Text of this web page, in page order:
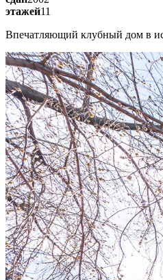
этажей11
Впечатляющий клубный дом в